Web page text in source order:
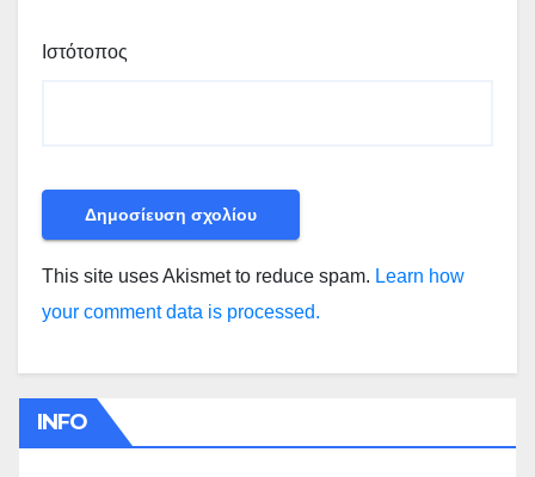
Ιστότοπος
This site uses Akismet to reduce spam. Learn how
your comment data is processed.
INFO